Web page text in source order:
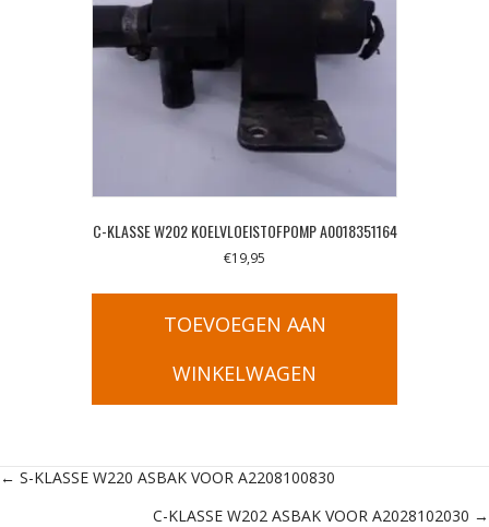
C-KLASSE W202 KOELVLOEISTOFPOMP A0018351164
€19,95
TOEVOEGEN AAN
WINKELWAGEN
Posts
← S-KLASSE W220 ASBAK VOOR A2208100830
C-KLASSE W202 ASBAK VOOR A2028102030 →